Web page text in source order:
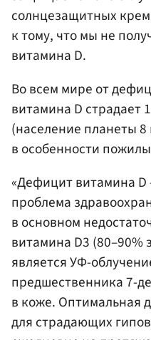
солнцезащитных
к тому, что мы не
витамина D.
Во всем мире от
витамина D страдает
(население планеты
в особенности
«Дефицит витамина D
проблема
в основном
витамина D3 (80–90%
является УФ-
предшественника 7-
в коже. Оптимальная
для страдающих